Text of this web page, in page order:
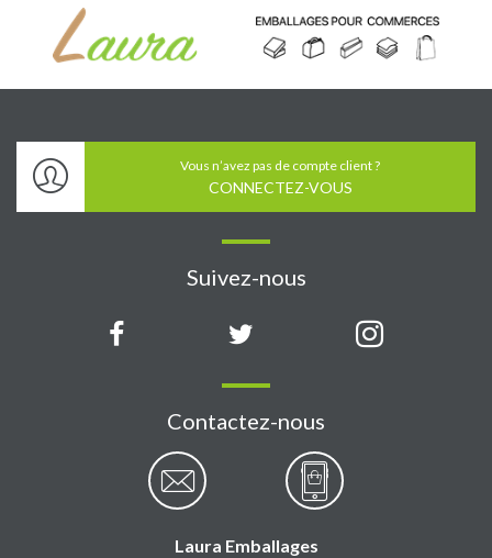
Vous n’avez pas de compte client ?
CONNECTEZ-VOUS
Suivez-nous
Contactez-nous
Laura Emballages